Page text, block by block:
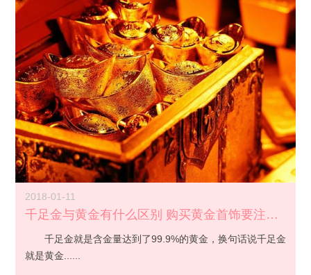
2018-01-11
千足金与黄金有什么区别 购买黄金首饰要注意什么？
千足金就是含金量达到了99.9%的黄金，换句话说千足金
就是黄金......